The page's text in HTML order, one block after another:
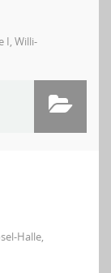
I, Willi-
Halle,